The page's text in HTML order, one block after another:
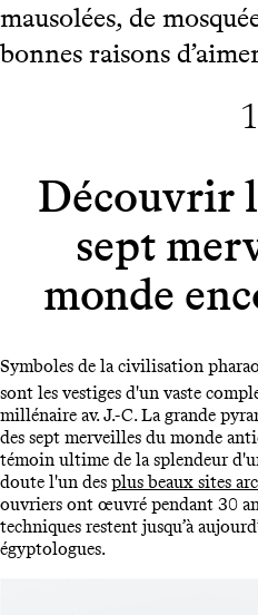
mausolées, de
bonnes raisons
1
Découvrir
sept
monde
Symboles de la civilisation
sont les vestiges d'un vaste
millénaire av. J.-C. La grande
des sept merveilles du monde
témoin ultime de la splendeur
doute l'un des plus beaux sites
ouvriers ont œuvré pendant 30
techniques restent jusqu’à
égyptologues.